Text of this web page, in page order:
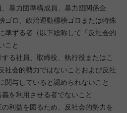
暴力団準構成員、暴力団関係企
ゴロ、政治運動標榜ゴロまたは特殊
準ずる者（以下総称して「反社会的
こと
る社員、取締役、執行役またはこ
社会的勢力ではないことおよび反社
関与していると認められないこと
を利用させる者でないこと
利益を図るため、反社会的勢力を